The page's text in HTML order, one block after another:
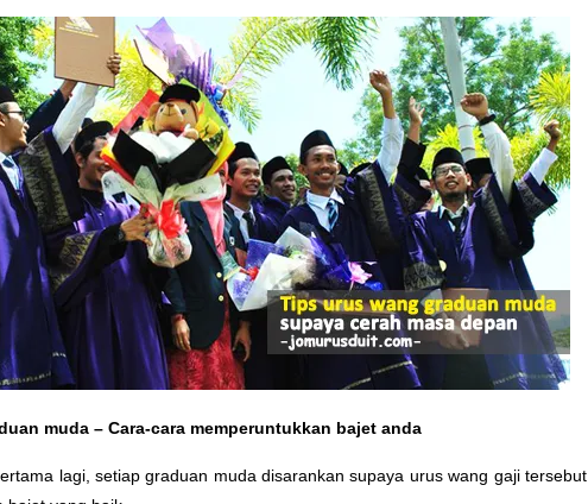
muda – Cara-cara memperuntukkan bajet anda
lagi, setiap graduan muda disarankan supaya urus wang gaji tersebut